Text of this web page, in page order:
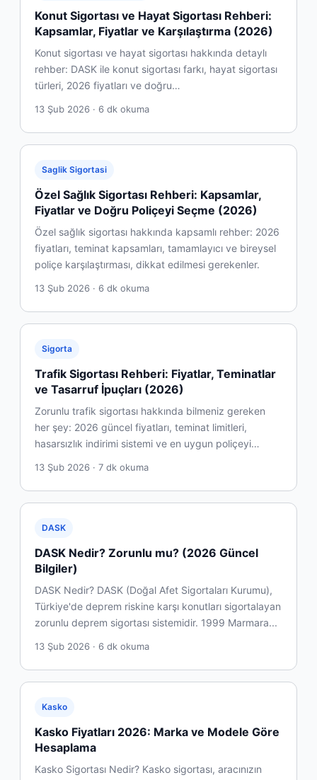
Konut Sigortası ve Hayat Sigortası Rehberi:
Kapsamlar, Fiyatlar ve Karşılaştırma (2026)
Konut sigortası ve hayat sigortası hakkında detaylı
rehber: DASK ile konut sigortası farkı, hayat sigortası
türleri, 2026 fiyatları ve doğru…
13 Şub 2026 · 6 dk okuma
Saglik Sigortasi
Özel Sağlık Sigortası Rehberi: Kapsamlar,
Fiyatlar ve Doğru Poliçeyi Seçme (2026)
Özel sağlık sigortası hakkında kapsamlı rehber: 2026
fiyatları, teminat kapsamları, tamamlayıcı ve bireysel
poliçe karşılaştırması, dikkat edilmesi gerekenler.
13 Şub 2026 · 6 dk okuma
Sigorta
Trafik Sigortası Rehberi: Fiyatlar, Teminatlar
ve Tasarruf İpuçları (2026)
Zorunlu trafik sigortası hakkında bilmeniz gereken
her şey: 2026 güncel fiyatları, teminat limitleri,
hasarsızlık indirimi sistemi ve en uygun poliçeyi…
13 Şub 2026 · 7 dk okuma
DASK
DASK Nedir? Zorunlu mu? (2026 Güncel
Bilgiler)
DASK Nedir? DASK (Doğal Afet Sigortaları Kurumu),
Türkiye'de deprem riskine karşı konutları sigortalayan
zorunlu deprem sigortası sistemidir. 1999 Marmara...
13 Şub 2026 · 6 dk okuma
Kasko
Kasko Fiyatları 2026: Marka ve Modele Göre
Hesaplama
Kasko Sigortası Nedir? Kasko sigortası, aracınızın